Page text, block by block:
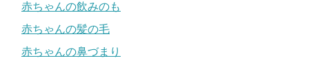
赤ちゃんの飲みのも
赤ちゃんの髪の毛
赤ちゃんの鼻づまり